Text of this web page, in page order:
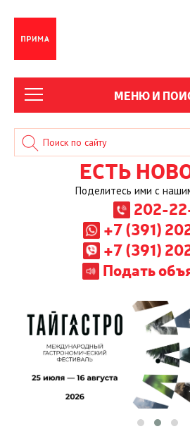
МЕНЮ И
ЕСТЬ
Поделитесь ими с
202-
+7 (391)
+7 (391)
Подать